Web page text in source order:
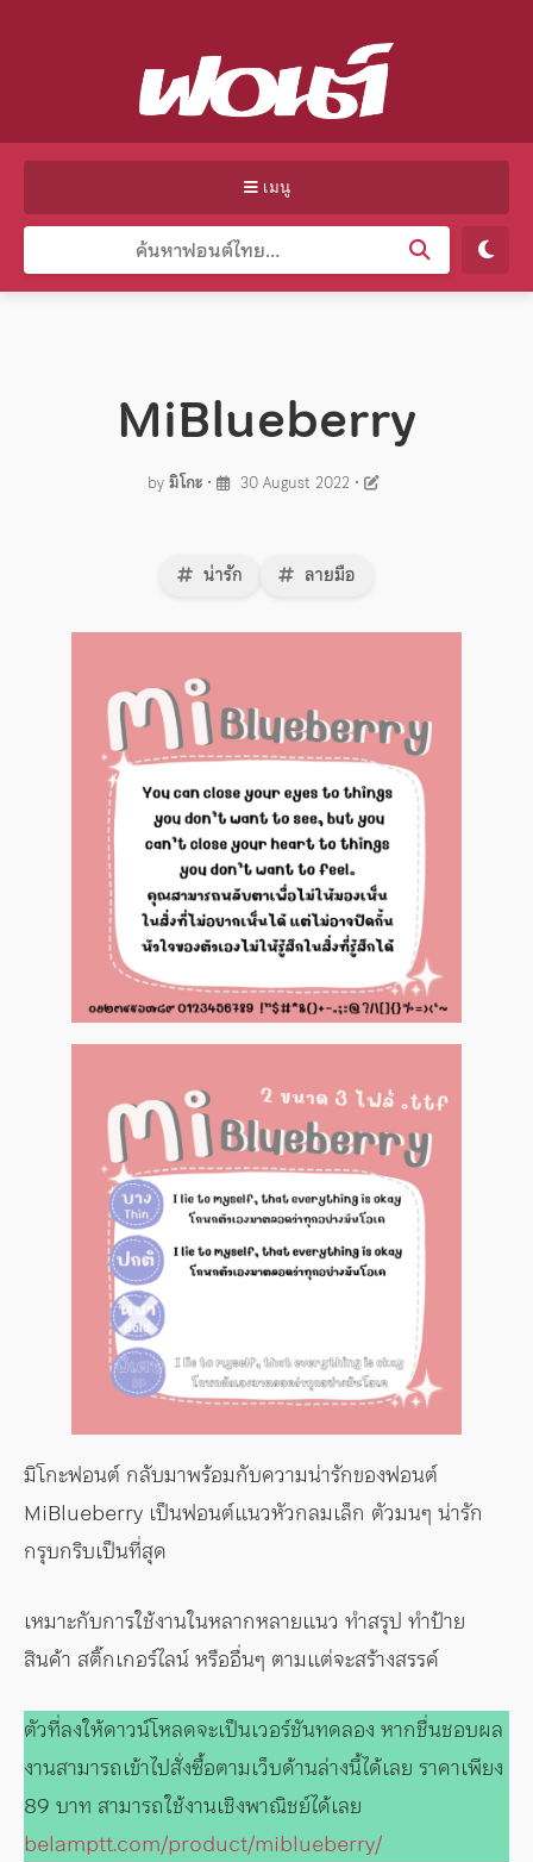
เมนู
MiBlueberry
byมิโกะ • 30 August 2022 •
น่ารัก ลายมือ
มิโกะฟอนต์ กลับมาพร้อมกับความน่ารักของฟอนต์
MiBlueberry เป็นฟอนต์แนวหัวกลมเล็ก ตัวมนๆ น่ารัก
กรุบกริบเป็นที่สุด
เหมาะกับการใช้งานในหลากหลายแนว ทำสรุป ทำป้าย
สินค้า สติ๊กเกอร์ไลน์ หรืออื่นๆ ตามแต่จะสร้างสรรค์
ตัวที่ลงให้ดาวน์โหลดจะเป็นเวอร์ชันทดลอง หากชื่นชอบผล
งานสามารถเข้าไปสั่งซื้อตามเว็บด้านล่างนี้ได้เลย ราคาเพียง
89 บาท สามารถใช้งานเชิงพาณิชย์ได้เลย
belamptt.com/product/miblueberry/